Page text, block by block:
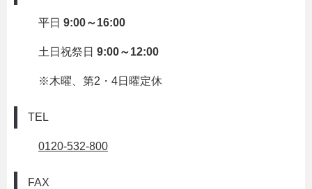
平日 9:00～16:00
土日祝祭日 9:00～12:00
※木曜、第2・4日曜定休
TEL
0120-532-800
FAX